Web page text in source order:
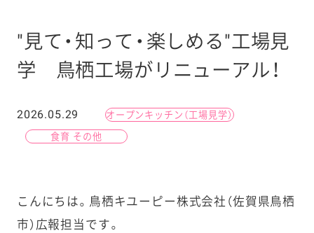
"見て・知って・楽しめる"工場見
学 鳥栖工場がリニューアル！
2026.05.29 オープンキッチン（工場見学）
食育 その他
こんにちは。鳥栖キユーピー株式会社（佐賀県鳥栖
市）広報担当です。